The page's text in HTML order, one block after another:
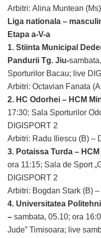
Arbitri: Alina Muntean
Liga nationala –
Etapa a-V-a
1. Stiinta Municipal
Pandurii Tg. Jiu-
Sporturilor Bacau; live
Arbitri: Octavian Fanata
2. HC Odorhei – HCM
17:30; Sala Sporturilor
DIGISPORT 2
Arbitri: Radu Iliescu (B) –
3. Potaissa Turda –
ora 11:15; Sala de Sport
DIGISPORT 2
Arbitri: Bogdan Stark (B)
4. Universitatea
– sambata, 05.10; ora
Jude” Timisoara; live